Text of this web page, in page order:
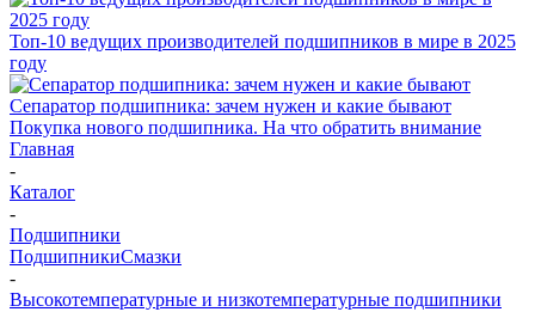
Топ-10 ведущих производителей подшипников в мире в 2025
году
Сепаратор подшипника: зачем нужен и какие бывают
Покупка нового подшипника. На что обратить внимание
Главная
-
Каталог
-
Подшипники
ПодшипникиСмазки
-
Высокотемпературные и низкотемпературные подшипники